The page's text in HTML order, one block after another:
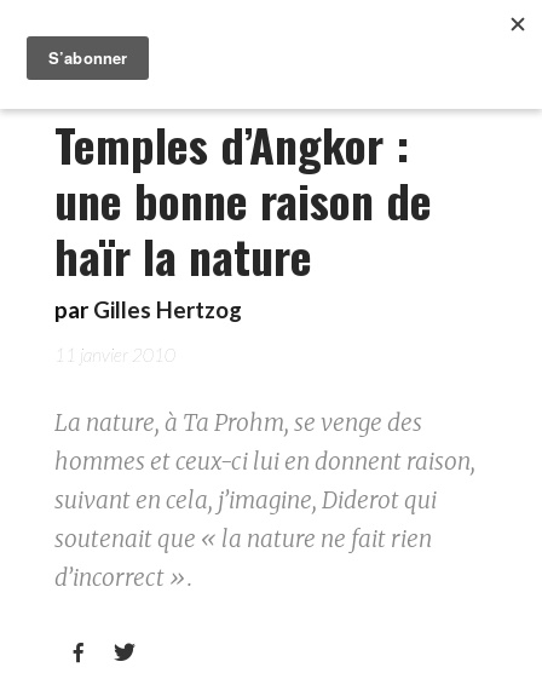
Temples d’Angkor :
une bonne raison de
haïr la nature
par Gilles Hertzog
11 janvier 2010
La nature, à Ta Prohm, se venge des
hommes et ceux-ci lui en donnent raison,
suivant en cela, j’imagine, Diderot qui
soutenait que « la nature ne fait rien
d’incorrect ».
 